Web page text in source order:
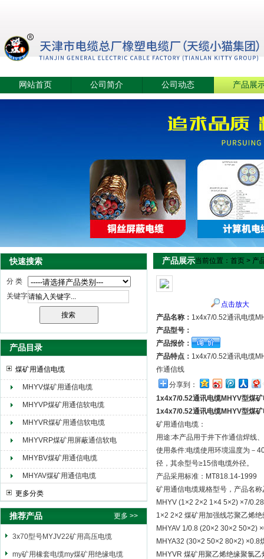
天津市电缆总厂橡塑电缆厂（天缆小猫集团）
网站首页 公司简介 公司动态 产品展
快速搜索
分 类
关键字
产品目录
煤矿用通信电缆
MHYV煤矿用通信电缆
MHYVP煤矿用通信软电缆
MHYVR煤矿用通信软电缆
MHYVRP煤矿用屏蔽通信软电
缆
MHYBV煤矿用通信电缆
MHYAV煤矿用通信电缆
更多分类
推荐产品 更多 >>
3x70型号MYJV22矿用高压电缆
my矿用橡套电缆my煤矿用绝缘电缆
产品展示当前位置： 首页 > 产
点击放大
产品名称： 1x4x7/0.52通讯电缆
产品型号：
产品报价：
产品特点： 1x4x7/0.52通讯电缆
作通信线
分享到：
1x4x7/0.52通讯电缆MHYV型煤矿
1x4x7/0.52通讯电缆MHYV型煤矿
矿用通信电缆：
用途:本产品用于井下作通信焊线
使用条件:电缆使用环境温度为－
径，其余型号≥15倍电缆外径。
产品采用标准：MT818.14-1999
矿用通信电缆规格型号，产品名称
MHYV (1×2 2×2 1×4 5×2) ×7/
1×2 2×2 煤矿用加强线芯聚乙烯
MHYAV 1/0.8 (20×2 30×2 50×2)
MHYA32 (30×2 50×2 80×2) ×0.8
MHYVR 煤矿用聚乙烯绝缘聚氯